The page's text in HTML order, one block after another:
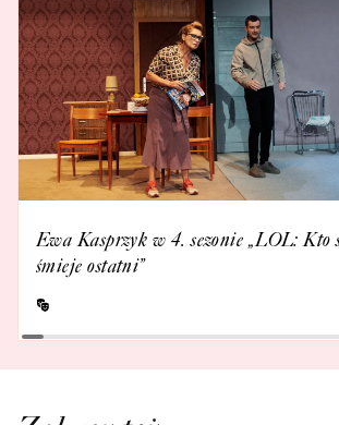
Ewa Kasprzyk w 4. sezonie „LOL: Kto
śmieje ostatni”